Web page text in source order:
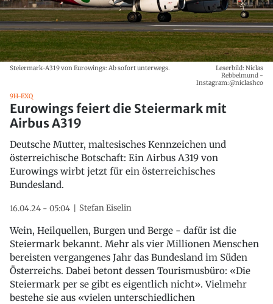
Steiermark-A319 von Eurowings: Ab sofort unterwegs.
Leserbild: Niclas
Rebbelmund -
Instagram:@niclashco
9H-EXQ
Eurowings feiert die Steiermark mit
Airbus A319
Deutsche Mutter, maltesisches Kennzeichen und
österreichische Botschaft: Ein Airbus A319 von
Eurowings wirbt jetzt für ein österreichisches
Bundesland.
16.04.24 - 05:04 Stefan Eiselin
Wein, Heilquellen, Burgen und Berge - dafür ist die
Steiermark bekannt. Mehr als vier Millionen Menschen
bereisten vergangenes Jahr das Bundesland im Süden
Österreichs. Dabei betont dessen Tourismusbüro: «Die
Steiermark per se gibt es eigentlich nicht». Vielmehr
bestehe sie aus «vielen unterschiedlichen